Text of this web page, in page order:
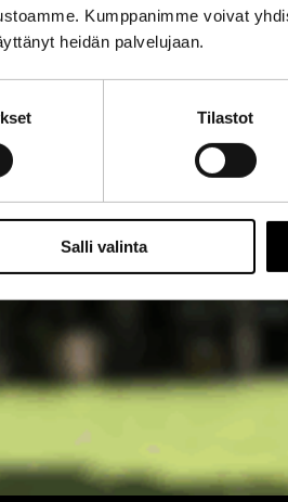
Kumppanimme voivat
heidän palvelujaan.
Tilastot
Salli valinta